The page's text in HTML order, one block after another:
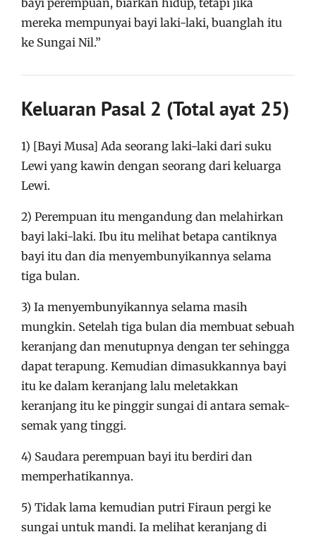
bayi perempuan, biarkan hidup, tetapi jika
mereka mempunyai bayi laki-laki, buanglah itu
ke Sungai Nil.”
Keluaran Pasal 2 (Total ayat 25)
1) [Bayi Musa] Ada seorang laki-laki dari suku
Lewi yang kawin dengan seorang dari keluarga
Lewi.
2) Perempuan itu mengandung dan melahirkan
bayi laki-laki. Ibu itu melihat betapa cantiknya
bayi itu dan dia menyembunyikannya selama
tiga bulan.
3) Ia menyembunyikannya selama masih
mungkin. Setelah tiga bulan dia membuat sebuah
keranjang dan menutupnya dengan ter sehingga
dapat terapung. Kemudian dimasukkannya bayi
itu ke dalam keranjang lalu meletakkan
keranjang itu ke pinggir sungai di antara semak-
semak yang tinggi.
4) Saudara perempuan bayi itu berdiri dan
memperhatikannya.
5) Tidak lama kemudian putri Firaun pergi ke
sungai untuk mandi. Ia melihat keranjang di